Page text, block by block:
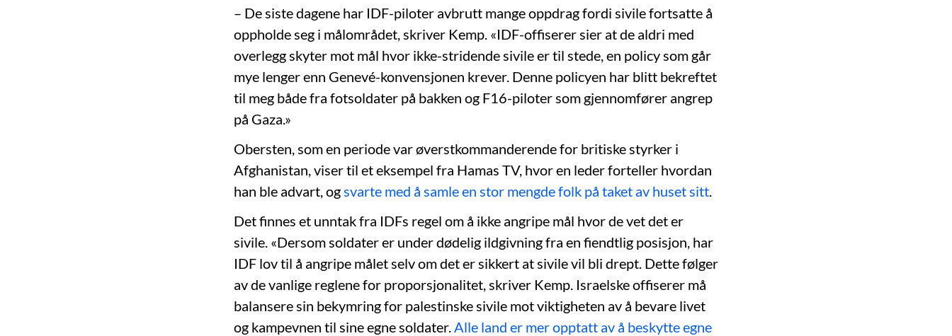
– De siste dagene har IDF-piloter avbrutt mange oppdrag fordi sivile fortsatte å
oppholde seg i målområdet, skriver Kemp. «IDF-offiserer sier at de aldri med
overlegg skyter mot mål hvor ikke-stridende sivile er til stede, en policy som går
mye lenger enn Genevé-konvensjonen krever. Denne policyen har blitt bekreftet
til meg både fra fotsoldater på bakken og F16-piloter som gjennomfører angrep
på Gaza.»
Obersten, som en periode var øverstkommanderende for britiske styrker i
Afghanistan, viser til et eksempel fra Hamas TV, hvor en leder forteller hvordan
han ble advart, ogsvarte med å samle en stor mengde folk på taket av huset sitt.
Det finnes et unntak fra IDFs regel om å ikke angripe mål hvor de vet det er
sivile. «Dersom soldater er under dødelig ildgivning fra en fiendtlig posisjon, har
IDF lov til å angripe målet selv om det er sikkert at sivile vil bli drept. Dette følger
av de vanlige reglene for proporsjonalitet, skriver Kemp. Israelske offiserer må
balansere sin bekymring for palestinske sivile mot viktigheten av å bevare livet
og kampevnen til sine egne soldater.Alle land er mer opptatt av å beskytte egne